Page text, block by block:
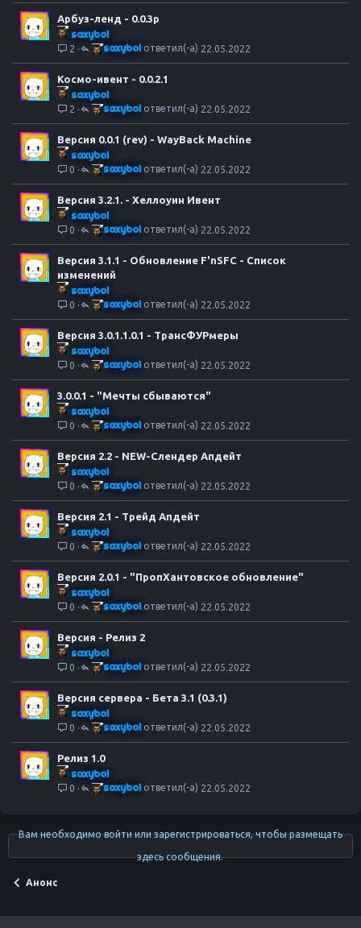
Арбуз-ленд - 0.0.3р
saxyboi
2 22.05.2022
saxyboi
Космо-ивент - 0.0.2.1
saxyboi
2 22.05.2022
saxyboi
Версия 0.0.1 (rev) - WayBack Machine
saxyboi
0 22.05.2022
saxyboi
Версия 3.2.1. - Хеллоуин Ивент
saxyboi
0 22.05.2022
saxyboi
Версия 3.1.1 - Обновление F'nSFC - Список
изменений
saxyboi
0 22.05.2022
saxyboi
Версия 3.0.1.1.0.1 - ТрансФУРмеры
saxyboi
0 22.05.2022
saxyboi
3.0.0.1 - "Мечты сбываются"
saxyboi
0 22.05.2022
saxyboi
Версия 2.2 - NEW-Слендер Апдейт
saxyboi
0 22.05.2022
saxyboi
Версия 2.1 - Трейд Апдейт
saxyboi
0 22.05.2022
saxyboi
Версия 2.0.1 - "ПропХантовское обновление"
saxyboi
0 22.05.2022
saxyboi
Версия - Релиз 2
saxyboi
0 22.05.2022
saxyboi
Версия сервера - Бета 3.1 (0.3.1)
saxyboi
0 22.05.2022
saxyboi
Релиз 1.0
saxyboi
0 22.05.2022
saxyboi
Вам необходимо войти или зарегистрироваться, чтобы размещать
здесь сообщения.
Анонс